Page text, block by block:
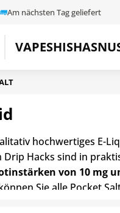
Am nächsten Tag geliefert
VAPESHISHA
hochwertiges E-
Drip Hacks sind in
von 10 mg
Sie alle Pocket